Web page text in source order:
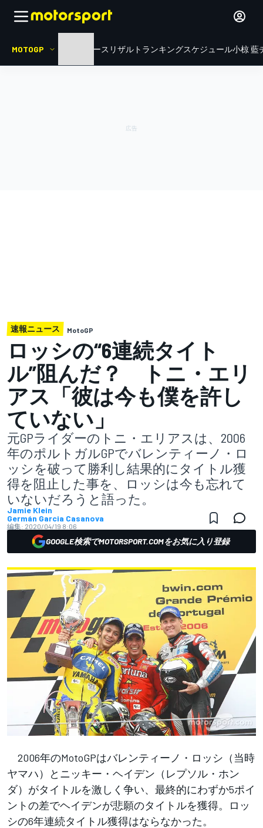
MOTOGP ニュース リザルト ランキングスケジュール小椋 藍
速報ニュース MotoGP
ロッシの“6連続タイト
ル”阻んだ？ トニ・エリ
アス「彼は今も僕を許し
ていない」
元GPライダーのトニ・エリアスは、2006
年のポルトガルGPでバレンティーノ・ロ
ッシを破って勝利し結果的にタイトル獲
得を阻止した事を、ロッシは今も忘れて
いないだろうと語った。
Jamie Klein
Germán Garcia Casanova
編集: 2020/04/19 8:06
GOOGLE検索でMOTORSPORT.COMをお気に入り登録
2006年のMotoGPはバレンティーノ・ロッシ（当時
ヤマハ）とニッキー・ヘイデン（レプソル・ホン
ダ）がタイトルを激しく争い、最終的にわずか5ポイ
ントの差でヘイデンが悲願のタイトルを獲得。ロッ
シの6年連続タイトル獲得はならなかった。